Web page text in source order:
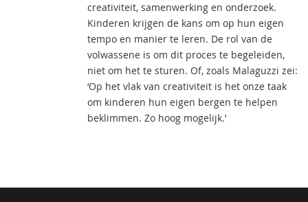
creativiteit, samenwerking en onderzoek.
Kinderen krijgen de kans om op hun eigen
tempo en manier te leren. De rol van de
volwassene is om dit proces te begeleiden,
niet om het te sturen. Of, zoals Malaguzzi zei:
‘Op het vlak van creativiteit is het onze taak
om kinderen hun eigen bergen te helpen
beklimmen. Zo hoog mogelijk.’